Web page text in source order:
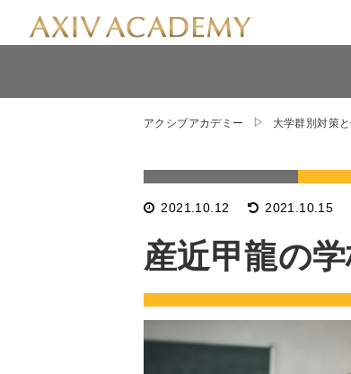
アクシブアカデミー 大学群別対策
2021.10.12 2021.10.15
産近甲龍の